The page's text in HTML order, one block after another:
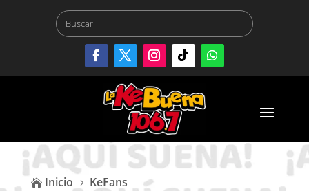
 Inicio 5 KeFans